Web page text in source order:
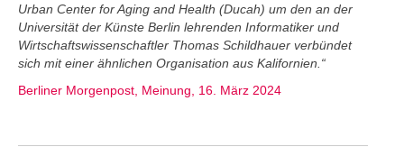
Urban Center for Aging and Health (Ducah) um den an der
Universität der Künste Berlin lehrenden Informatiker und
Wirtschaftswissenschaftler Thomas Schildhauer verbündet
sich mit einer ähnlichen Organisation aus Kalifornien.“
Berliner Morgenpost, Meinung, 16. März 2024